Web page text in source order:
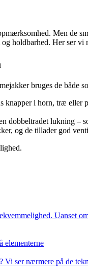
Men de
holdbarhed. Her ser
bruges de både
knapper i horn, træ
dobbeltradet lukning –
og de tillader god
Uanset
elementerne
ser nærmere på de